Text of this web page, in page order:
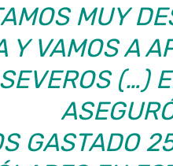
MUY
Y VAMOS A
(…)
GASTADO